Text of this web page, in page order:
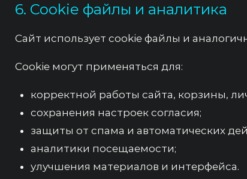
6. Cookie файлы и аналитика
Сайт использует cookie файлы и
Cookie могут применяться для:
корректной работы сайта, корзины,
сохранения настроек согласия;
защиты от спама и автоматических
аналитики посещаемости;
улучшения материалов и интерфейса.